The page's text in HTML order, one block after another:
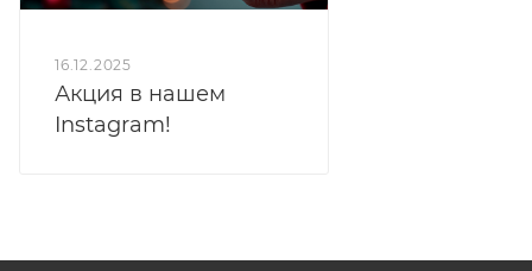
16.12.2025
Акция в нашем
Instagram!